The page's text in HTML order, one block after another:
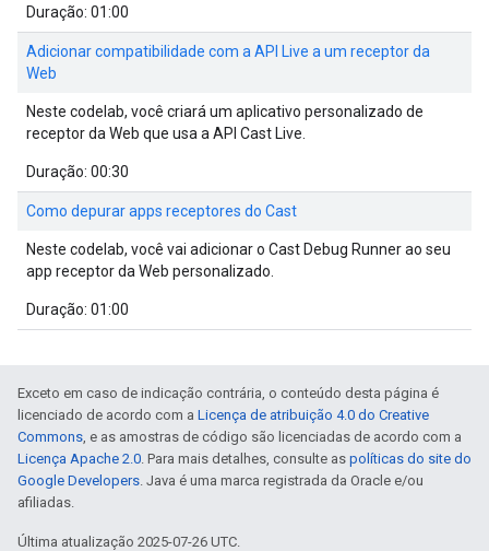
Duração: 01:00
Adicionar compatibilidade com a API Live a um receptor da
Web
Neste codelab, você criará um aplicativo personalizado de
receptor da Web que usa a API Cast Live.
Duração: 00:30
Como depurar apps receptores do Cast
Neste codelab, você vai adicionar o Cast Debug Runner ao seu
app receptor da Web personalizado.
Duração: 01:00
Exceto em caso de indicação contrária, o conteúdo desta página é
licenciado de acordo com a Licença de atribuição 4.0 do Creative
Commons, e as amostras de código são licenciadas de acordo com a
Licença Apache 2.0. Para mais detalhes, consulte as políticas do site do
Google Developers. Java é uma marca registrada da Oracle e/ou
afiliadas.
Última atualização 2025-07-26 UTC.